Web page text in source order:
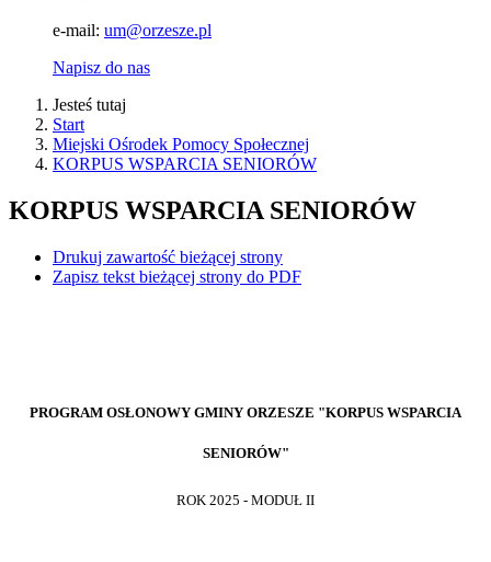
e-mail: um@orzesze.pl
Napisz do nas
Jesteś tutaj
Start
Miejski Ośrodek Pomocy Społecznej
KORPUS WSPARCIA SENIORÓW
KORPUS WSPARCIA SENIORÓW
Drukuj zawartość bieżącej strony
Zapisz tekst bieżącej strony do PDF
PROGRAM OSŁONOWY GMINY ORZESZE "KORPUS WSPARCIA
SENIORÓW"
ROK 2025 - MODUŁ II